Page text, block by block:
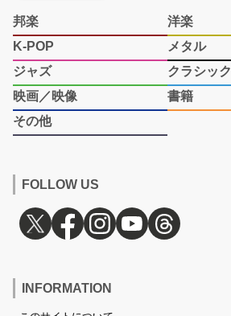
邦楽
洋楽
K-POP
メタル
ジャズ
クラシック
映画／映像
書籍
その他
FOLLOW US
INFORMATION